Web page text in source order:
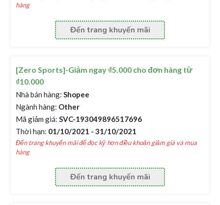
hàng
Đến trang khuyến mãi
[Zero Sports]-Giảm ngay ₫5.000 cho đơn hàng từ
₫10.000
Nhà bán hàng: Shopee
Ngành hàng: Other
Mã giảm giá: SVC-193049896517696
Thời hạn: 01/10/2021 - 31/10/2021
Đến trang khuyến mãi để đọc kỹ hơn điều khoản giảm giá và mua
hàng
Đến trang khuyến mãi